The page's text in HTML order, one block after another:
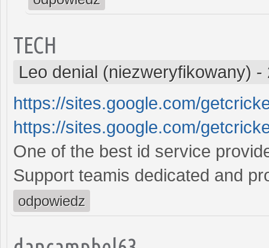
TECH
Leo denial (niezweryfikowany) -
https://sites.google.com/
https://sites.google.com/
One of the best id service
Support teamis dedicated and
odpowiedz